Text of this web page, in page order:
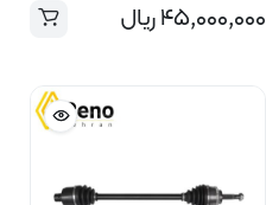
۴۵,۰۰۰,۰۰۰ریال